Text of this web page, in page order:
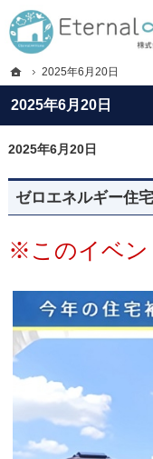
2025年6月20日
プロの目線からご提案。岐阜
岐阜県海津市・西濃地域の新
2025年6月20日
ゼロエネルギー住
※このイベン
ホーム
2025年6月20日